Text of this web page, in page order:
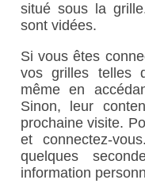
situé sous la
sont vidées.
Si vous êtes
vos grilles telles
même en
Sinon, leur
prochaine visite.
et connectez-
quelques
information